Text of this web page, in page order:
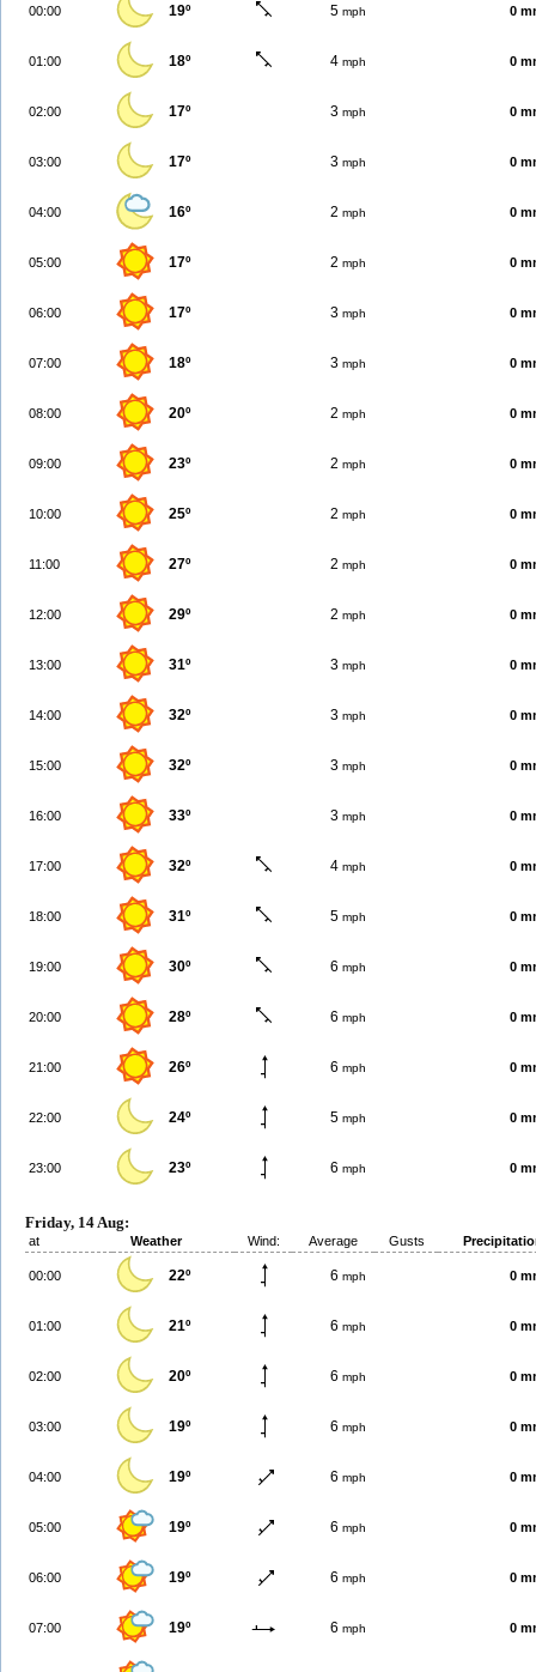
00:00 19º 5 mph 0
01:00 18º 4 mph 0
02:00 17º 3 mph 0
03:00 17º 3 mph 0
04:00 16º 2 mph 0
05:00 17º 2 mph 0
06:00 17º 3 mph 0
07:00 18º 3 mph 0
08:00 20º 2 mph 0
09:00 23º 2 mph 0
10:00 25º 2 mph 0
11:00 27º 2 mph 0
12:00 29º 2 mph 0
13:00 31º 3 mph 0
14:00 32º 3 mph 0
15:00 32º 3 mph 0
16:00 33º 3 mph 0
17:00 32º 4 mph 0
18:00 31º 5 mph 0
19:00 30º 6 mph 0
20:00 28º 6 mph 0
21:00 26º 6 mph 0
22:00 24º 5 mph 0
23:00 23º 6 mph 0
Friday, 14 Aug:
at Weather Wind: Average Gusts
00:00 22º 6 mph 0
01:00 21º 6 mph 0
02:00 20º 6 mph 0
03:00 19º 6 mph 0
04:00 19º 6 mph 0
05:00 19º 6 mph 0
06:00 19º 6 mph 0
07:00 19º 6 mph 0